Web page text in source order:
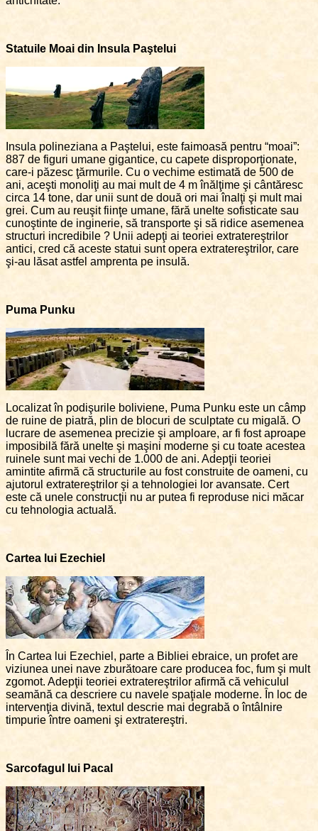
Statuile Moai din Insula Paştelui
Insula polineziana a Paştelui, este faimoasă pentru “moai”:
887 de figuri umane gigantice, cu capete disproporţionate,
care-i păzesc ţărmurile. Cu o vechime estimată de 500 de
ani, aceşti monoliţi au mai mult de 4 m înălţime şi cântăresc
circa 14 tone, dar unii sunt de două ori mai înalţi şi mult mai
grei. Cum au reuşit fiinţe umane, fără unelte sofisticate sau
cunoştinte de inginerie, să transporte şi să ridice asemenea
structuri incredibile ? Unii adepţi ai teoriei extratereştrilor
antici, cred că aceste statui sunt opera extratereştrilor, care
şi-au lăsat astfel amprenta pe insulă.
Puma Punku
Localizat în podişurile boliviene, Puma Punku este un câmp
de ruine de piatră, plin de blocuri de sculptate cu migală. O
lucrare de asemenea precizie şi amploare, ar fi fost aproape
imposibilă fără unelte şi maşini moderne şi cu toate acestea
ruinele sunt mai vechi de 1.000 de ani. Adepţii teoriei
amintite afirmă că structurile au fost construite de oameni, cu
ajutorul extratereştrilor şi a tehnologiei lor avansate. Cert
este că unele construcţii nu ar putea fi reproduse nici măcar
cu tehnologia actuală.
Cartea lui Ezechiel
În Cartea lui Ezechiel, parte a Bibliei ebraice, un profet are
viziunea unei nave zburătoare care producea foc, fum şi mult
zgomot. Adepţii teoriei extratereştrilor afirmă că vehiculul
seamănă ca descriere cu navele spaţiale moderne. În loc de
intervenţia divină, textul descrie mai degrabă o întâlnire
timpurie între oameni şi extratereştri.
Sarcofagul lui Pacal